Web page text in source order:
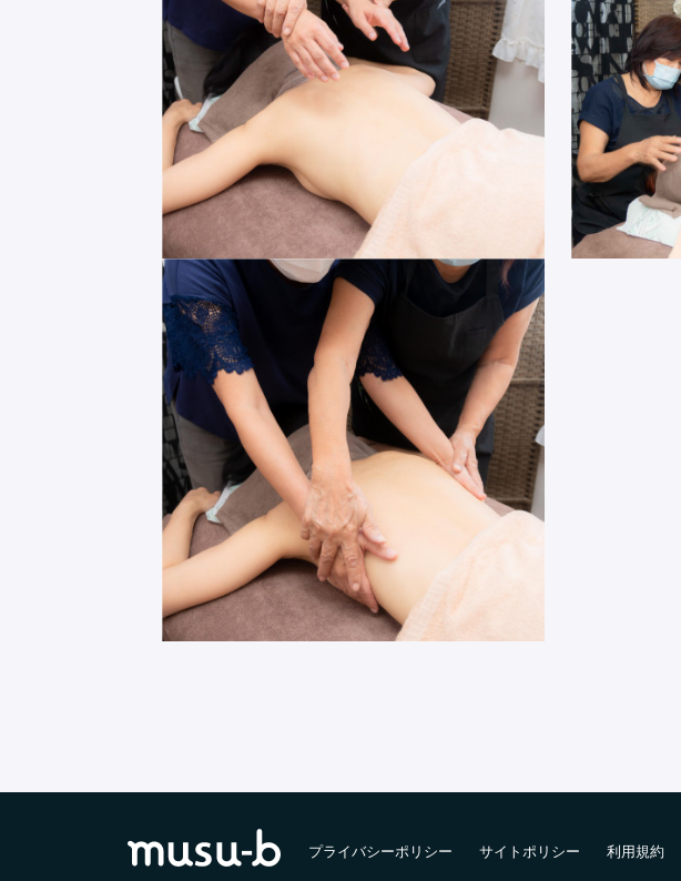
プライバシーポリシー サイトポリシー 利用規約